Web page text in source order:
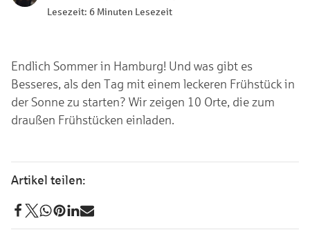
Lesezeit: 6 Minuten Lesezeit
Endlich Sommer in Hamburg! Und was gibt es
Besseres, als den Tag mit einem leckeren Frühstück in
der Sonne zu starten? Wir zeigen 10 Orte, die zum
draußen Frühstücken einladen.